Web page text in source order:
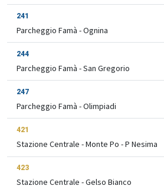
241
Parcheggio Famà - Ognina
244
Parcheggio Famà - San Gregorio
247
Parcheggio Famà - Olimpiadi
421
Stazione Centrale - Monte Po - P Nesima
423
Stazione Centrale - Gelso Bianco